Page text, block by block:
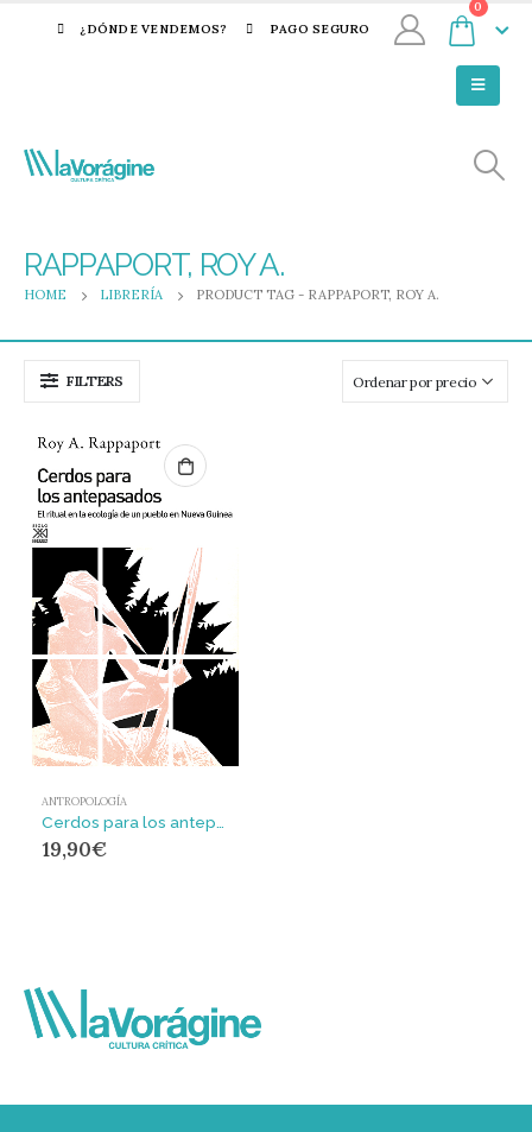
¿DÓNDE VENDEMOS? PAGO SEGURO
0
RAPPAPORT, ROY A.
HOME LIBRERÍA PRODUCT TAG - RAPPAPORT, ROY A.
FILTERS
ANTROPOLOGÍA
19,90€